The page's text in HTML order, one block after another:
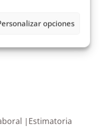
opciones
laboral |Estimatoria